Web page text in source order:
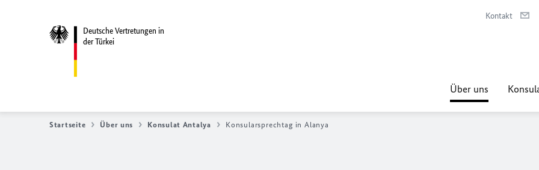
Deutsche Vertretungen in
der Türkei
Kontakt
Über uns
Startseite Über uns Konsulat Antalya Konsularsprechtag in Alanya